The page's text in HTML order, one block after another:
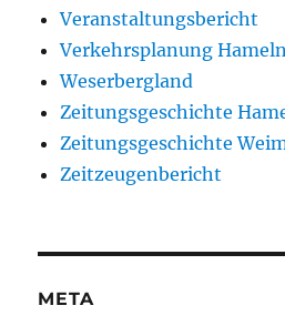
Veranstaltungsbericht
Verkehrsplanung Hameln
Weserbergland
Zeitungsgeschichte
Zeitungsgeschichte
Zeitzeugenbericht
META